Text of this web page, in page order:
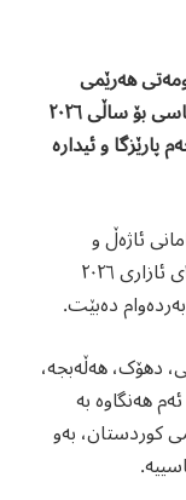
هەرێمی
کوردستان، بڕیاری قەدەغەکردنی ڕاوکردنی ماسی بۆ ساڵی ٢٠٢٦
پارێزگا و ئیدارە
ئاژەڵ و
ڤێتێرنەری ڕایگەیاند: قەدەغەکە لە ڕێکەوتی ١٥ی ئازاری ٢٠٢٦
دهۆک، هەڵەبجە،
هەنگاوە بە
کوردستان، بەو